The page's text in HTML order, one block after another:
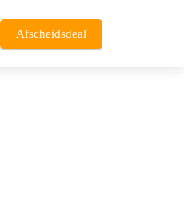
Afscheidsdeal